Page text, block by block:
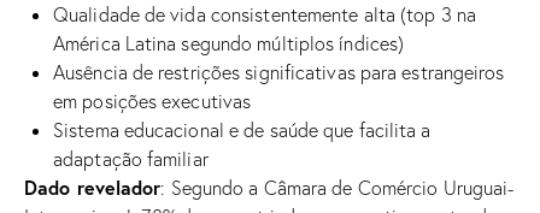
Qualidade de vida consistentemente alta (top 3 na
América Latina segundo múltiplos índices)
Ausência de restrições significativas para estrangeiros
em posições executivas
Sistema educacional e de saúde que facilita a
adaptação familiar
Dado revelador: Segundo a Câmara de Comércio Uruguai-